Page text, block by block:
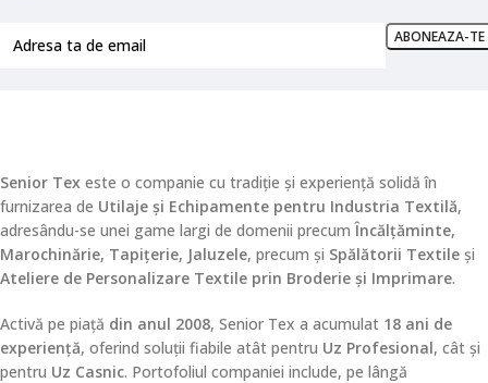
Senior Tex este o companie cu tradiție și experiență solidă în
furnizarea de Utilaje și Echipamente pentru Industria Textilă,
adresându-se unei game largi de domenii precum Încălțăminte,
Marochinărie, Tapițerie, Jaluzele, precum și Spălătorii Textile și
Ateliere de Personalizare Textile prin Broderie și Imprimare.
Activă pe piață din anul 2008, Senior Tex a acumulat 18 ani de
experiență, oferind soluții fiabile atât pentru Uz Profesional, cât și
pentru Uz Casnic. Portofoliul companiei include, pe lângă